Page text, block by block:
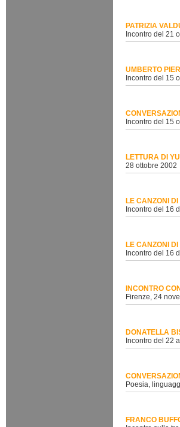
PATRIZIA
Incontro del 21
UMBERTO
Incontro del 15
Incontro del 15
LETTURA DI
28 ottobre 2002
LE CANZONI
Incontro del 16
LE CANZONI
Incontro del 16
INCONTRO
Firenze, 24
DONATELLA
Incontro del 22
Poesia,
FRANCO